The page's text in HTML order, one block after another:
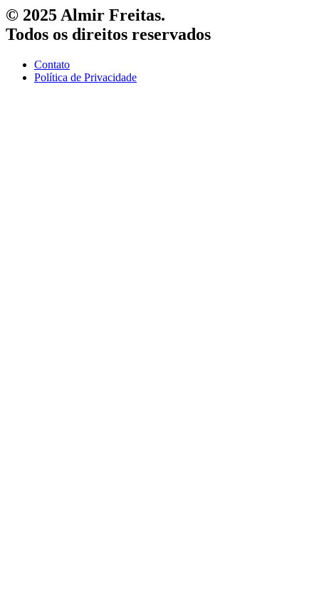
© 2025 Almir Freitas.
Todos os direitos reservados
Contato
Política de Privacidade